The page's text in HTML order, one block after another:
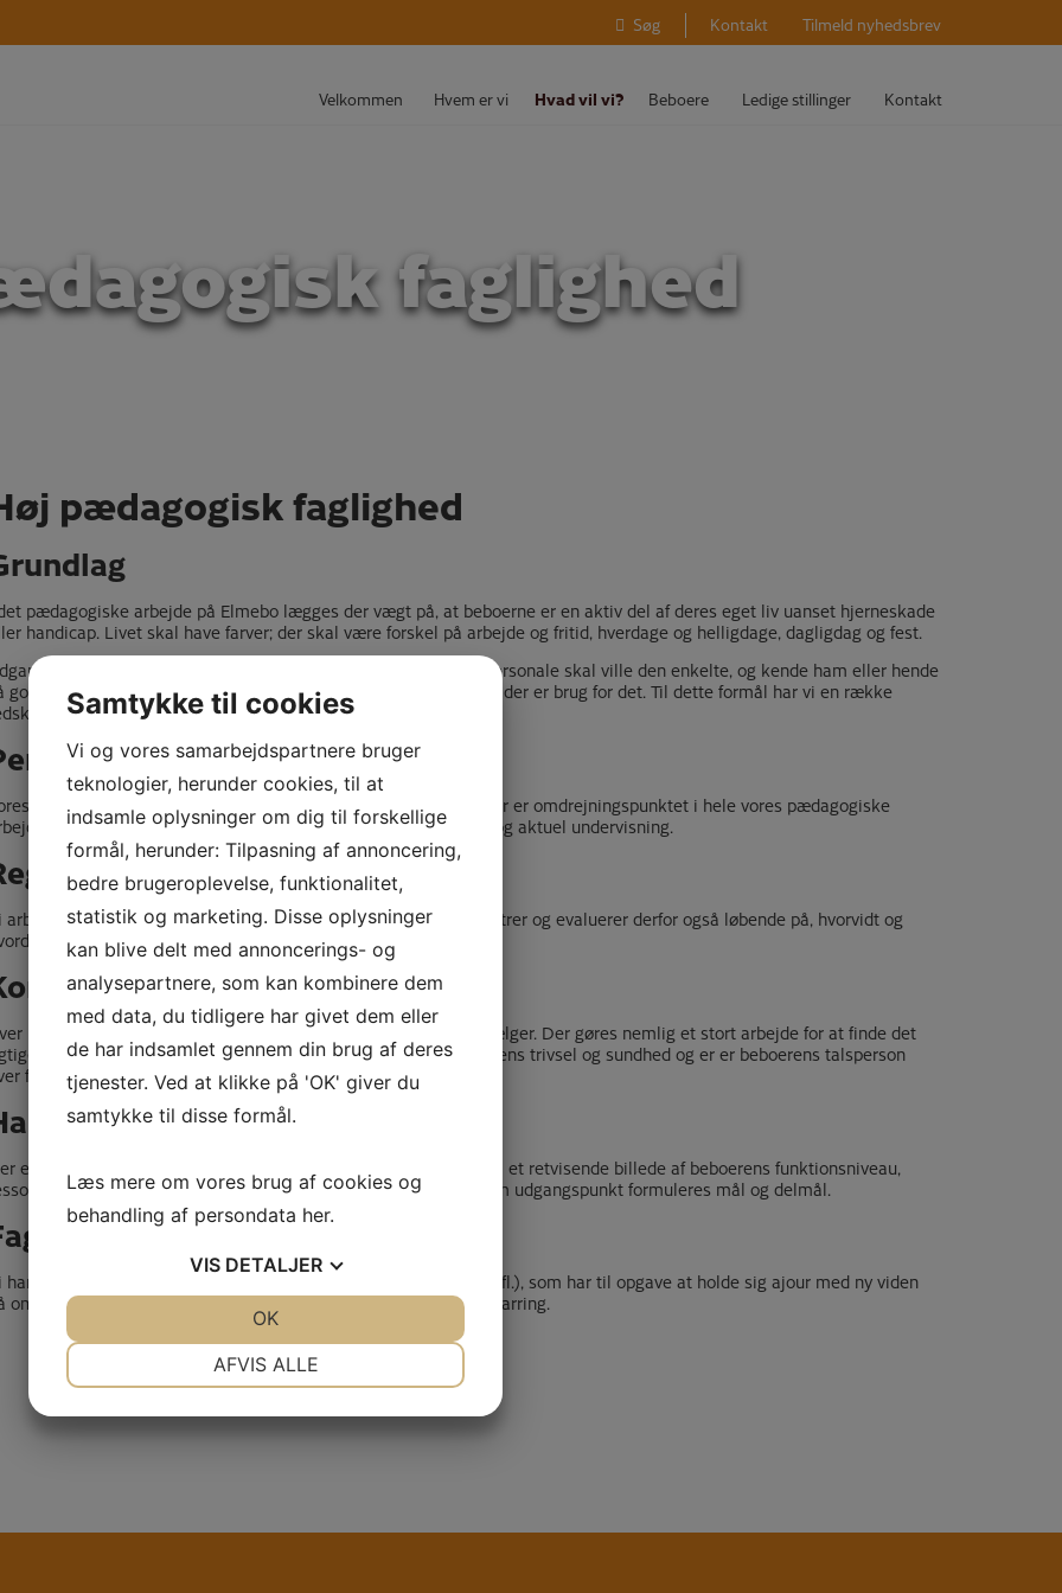
Søg Kontakt Tilmeld nyhedsbrev
Velkommen Hvem er vi Hvad vil vi? Beboere Ledige stillinger Kontakt
faglighed
pædagogisk faglighed
pædagogiske arbejde på Elmebo lægges der vægt på, at beboerne er en aktiv del af deres eget liv uanset hjerneskade
handicap. Livet skal have farver; der skal være forskel på arbejde og fritid, hverdage og helligdage, dagligdag og fest.
for alt vores pædagogiske arbejde er, at vi som personale skal ville den enkelte, og kende ham eller hende
godt, at vi kan kompensere der, hvor der er brug for det – og når der er brug for det. Til dette formål har vi en række
ugentlige møde, hvor alle medarbejdere er med. Disse møder er omdrejningspunktet i hele vores pædagogiske
da der her foregår orientering og refleksion, vidensdeling og aktuel undervisning.
og evaluering
arbejder med målsætninger for hver beboer, og observerer, registrer og evaluerer derfor også løbende på, hvorvidt og
vi når vores mål.
beboer har en kontaktperson, som beboeren indirekte selv vælger. Der gøres nemlig et stort arbejde for at finde det
match. Kontaktpersonen har det primære ansvar for beboerens trivsel og sundhed og er er beboerens talsperson
for kollegaer og andre.
er udarbejdet handleplan for hver beboer, hvor formålet er at få et retvisende billede af beboerens funktionsniveau,
udviklingsmuligheder, problemer og behov. Med det som udgangspunkt formuleres mål og delmål.
har nedsat faste faggrupper (autisme-gruppe, kognitiv-gruppe mfl.), som har til opgave at holde sig ajour med ny viden
området og har ansvar for vidensdeling, supervision og faglig sparring.
Samtykke til cookies
Vi og vores samarbejdspartnere bruger
teknologier, herunder cookies, til at
indsamle oplysninger om dig til forskellige
formål, herunder: Tilpasning af annoncering,
bedre brugeroplevelse, funktionalitet,
statistik og marketing. Disse oplysninger
kan blive delt med annoncerings- og
analysepartnere, som kan kombinere dem
med data, du tidligere har givet dem eller
de har indsamlet gennem din brug af deres
tjenester. Ved at klikke på 'OK' giver du
samtykke til disse formål.
Læs mere om vores brug af cookies og
behandling af persondata her.
VIS DETALJER
AFVIS ALLE
OK